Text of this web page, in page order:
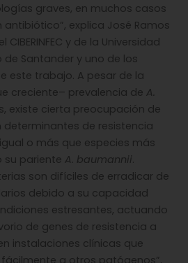
graves, en muchos casos
explica José Ramos
y de la Universidad
de Santander y uno de los
este trabajo. A pesar de la
creciente– prevalencia de A.
existe cierta preocupación de
de resistencia
o más que especies más
pariente A. baumannii.
son difíciles de erradicar de
debido a su capacidad
estresantes, actuando
de genes de resistencia a
instalaciones clínicas que